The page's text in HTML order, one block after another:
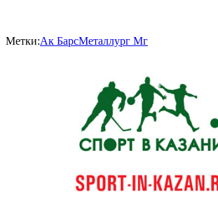
Метки:Ак БарсМеталлург Мг